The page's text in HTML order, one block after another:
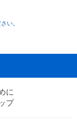
い。
に
プ